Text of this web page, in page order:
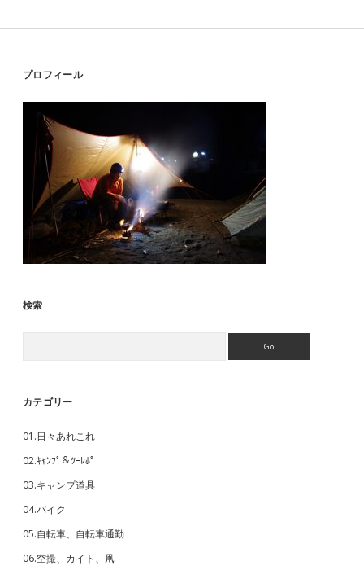
Sidebar
プロフィール
検索
カテゴリー
01.日々あれこれ
02.ｷｬﾝﾌﾟ＆ﾂｰﾚﾎﾟ
03.キャンプ道具
04.バイク
05.自転車、自転車通勤
06.空撮、カイト、凧